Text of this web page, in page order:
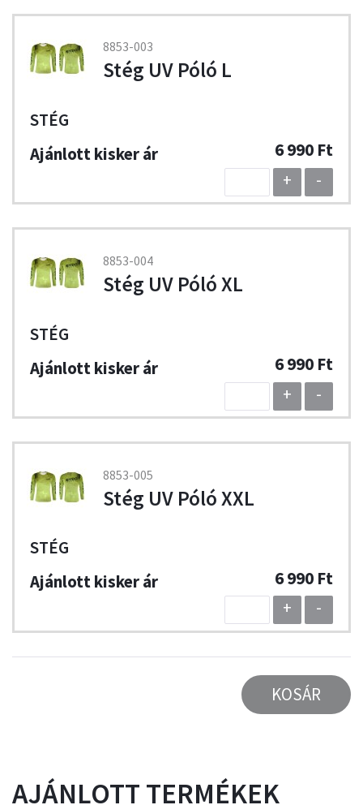
8853-003
Stég UV Póló L
STÉG
6 990 Ft
+
-
8853-004
Stég UV Póló XL
STÉG
6 990 Ft
+
-
8853-005
Stég UV Póló XXL
STÉG
6 990 Ft
+
-
KOSÁR
AJÁNLOTT TERMÉKEK